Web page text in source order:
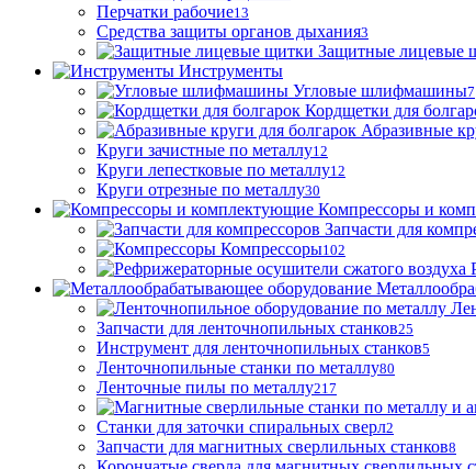
Перчатки рабочие13
Средства защиты органов дыхания3
Защитные лицевые
Инструменты
Угловые шлифмашины7
Кордщетки для
Абразивные
Круги зачистные по металлу12
Круги лепестковые по металлу12
Круги отрезные по металлу30
Компрессоры и
Запчасти для
Компрессоры102
Запчасти для ленточнопильных станков25
Инструмент для ленточнопильных станков5
Ленточнопильные станки по металлу80
Ленточные пилы по металлу217
Станки для заточки спиральных сверл2
Запчасти для магнитных сверлильных станков8